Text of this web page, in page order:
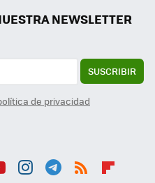
NEWSLETTER
SUSCRIBIR
de privacidad